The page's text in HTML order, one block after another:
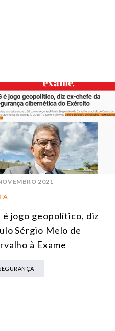
2021
é jogo geopolítico, diz
Sérgio Melo de
à Exame